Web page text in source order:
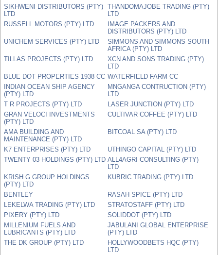
SIKHWENI DISTRIBUTORS (PTY)
LTD
THANDOMAJOBE TRADING (PTY)
LTD
RUSSELL MOTORS (PTY) LTD
IMAGE PACKERS AND
DISTRIBUTORS (PTY) LTD
UNICHEM SERVICES (PTY) LTD
SIMMONS AND SIMMONS SOUTH
AFRICA (PTY) LTD
TILLAS PROJECTS (PTY) LTD
XCN AND SONS TRADING (PTY)
LTD
BLUE DOT PROPERTIES 1938 CC WATERFIELD FARM CC
INDIAN OCEAN SHIP AGENCY
(PTY) LTD
MNGANGA CONTRUCTION (PTY)
LTD
T R PROJECTS (PTY) LTD
LASER JUNCTION (PTY) LTD
GRAN VELOCI INVESTMENTS
(PTY) LTD
CULTIVAR COFFEE (PTY) LTD
AMA BUILDING AND
MAINTENANCE (PTY) LTD
BITCOAL SA (PTY) LTD
K7 ENTERPRISES (PTY) LTD
UTHINGO CAPITAL (PTY) LTD
TWENTY 03 HOLDINGS (PTY) LTD ALL4AGRI CONSULTING (PTY)
LTD
KRISH G GROUP HOLDINGS
(PTY) LTD
KUBRIC TRADING (PTY) LTD
BENTLEY
RASAH SPICE (PTY) LTD
LEKELWA TRADING (PTY) LTD
STRATOSTAFF (PTY) LTD
PIXERY (PTY) LTD
SOLIDDOT (PTY) LTD
MILLENIUM FUELS AND
LUBRICANTS (PTY) LTD
JABULANI GLOBAL ENTERPRISE
(PTY) LTD
THE DK GROUP (PTY) LTD
HOLLYWOODBETS HQC (PTY)
LTD